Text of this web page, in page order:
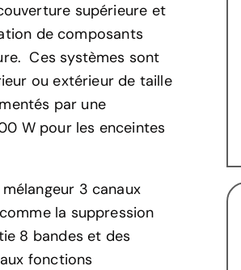
supérieure et
de composants
Ces systèmes sont
ou extérieur de taille
par une
W pour les enceintes
3 canaux
la suppression
8 bandes et des
fonctions